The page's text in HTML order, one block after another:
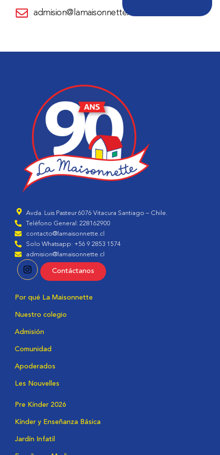
admision@lamaisonnette.cl
Avda. Luis Pasteur 6076 Vitacura Santiago – Chile.
Teléfono General: 228162900
contacto@lamaisonnette.cl
Solo Whatsapp: +56 9 2853 1574
admision@lamaisonnette.cl
Contáctanos
Por qué La Maisonnette
Nuestro colegio
Admisión
Comunidad
Apoderados
Les Nouvelles
Pre Kínder 2026
Kínder y Enseñanza Básica
Jardín Infatil